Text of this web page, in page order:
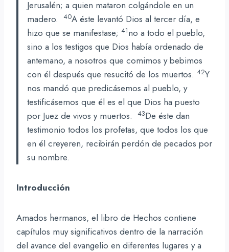
Jerusalén; a quien mataron colgándole en un
madero.
40A éste levantó Dios al tercer día, e
hizo que se manifestase; 41no a todo el pueblo,
sino a los testigos que Dios había ordenado de
antemano, a nosotros que comimos y bebimos
con él después que resucitó de los muertos. 42Y
nos mandó que predicásemos al pueblo, y
testificásemos que él es el que Dios ha puesto
por Juez de vivos y muertos.
43De éste dan
testimonio todos los profetas, que todos los que
en él creyeren, recibirán perdón de pecados por
su nombre.
Introducción
Amados hermanos, el libro de Hechos contiene
capítulos muy significativos dentro de la narración
del avance del evangelio en diferentes lugares y a